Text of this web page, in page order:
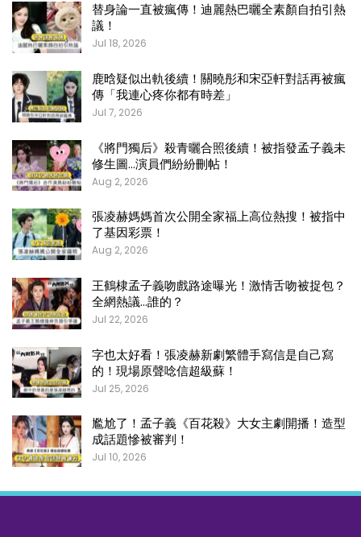
替身論一直被瘋傳！迪麗熱巴曬全素顏自拍引熱
議！
Jul 18, 2026
鹿晗疑似出軌後續！關曉彤和宋亞軒對話再被瘋
傳「我連心疼你都有時差」
Jul 7, 2026
《將門獨后》殺青曬合照後續！被指發孟子義未
修生圖…演員們紛紛刪帖！
Aug 2, 2026
張凌赫媽媽首次公開全家福上高位熱搜！被指中
了基因彩票！
Aug 2, 2026
王鶴棣孟子義吻戲路途曝光！激情舌吻被捉包？
全網熱議…誰的？
Jul 22, 2026
字也太好看！張凌赫新劇繁體手寫信是自己寫
的！現場原聲唸信超級蘇！
Jul 25, 2026
尷尬了！孟子義《百花殺》大女主劇開播！造型
成話題慘被審判！
Jul 10, 2026